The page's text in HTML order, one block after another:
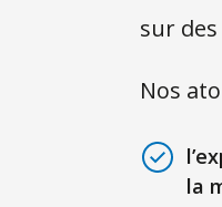
sur
Nos
la